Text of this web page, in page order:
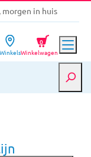
in huis
in huis
WinkelsWinkelwagen
0